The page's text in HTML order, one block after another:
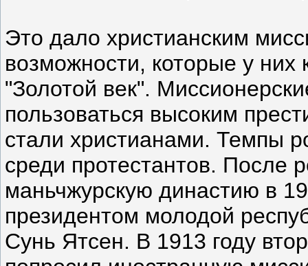
Это дало христианским
возможности, которые у
"Золотой век".
пользоваться высоким
стали христианами. Темпы
среди протестантов. После
маньчжурскую династию в
президентом молодой
Сунь Ятсен. В 1913 году